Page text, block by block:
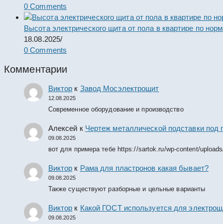
0 Comments
Высота электрического щита от пола в квартире по
18.08.2025/
0 Comments
Комментарии
Виктор к Завод Мосэлектрощит
12.08.2025
Современное оборудование и производство
Алексей к Чертеж металлической подставки
09.08.2025
вот для примера тебе https://sartok.ru/wp-content/
Виктор к Рама для пластронов какая бывает?
09.08.2025
Также существуют разборные и цельные варианты
Виктор к Какой ГОСТ используется для
09.08.2025